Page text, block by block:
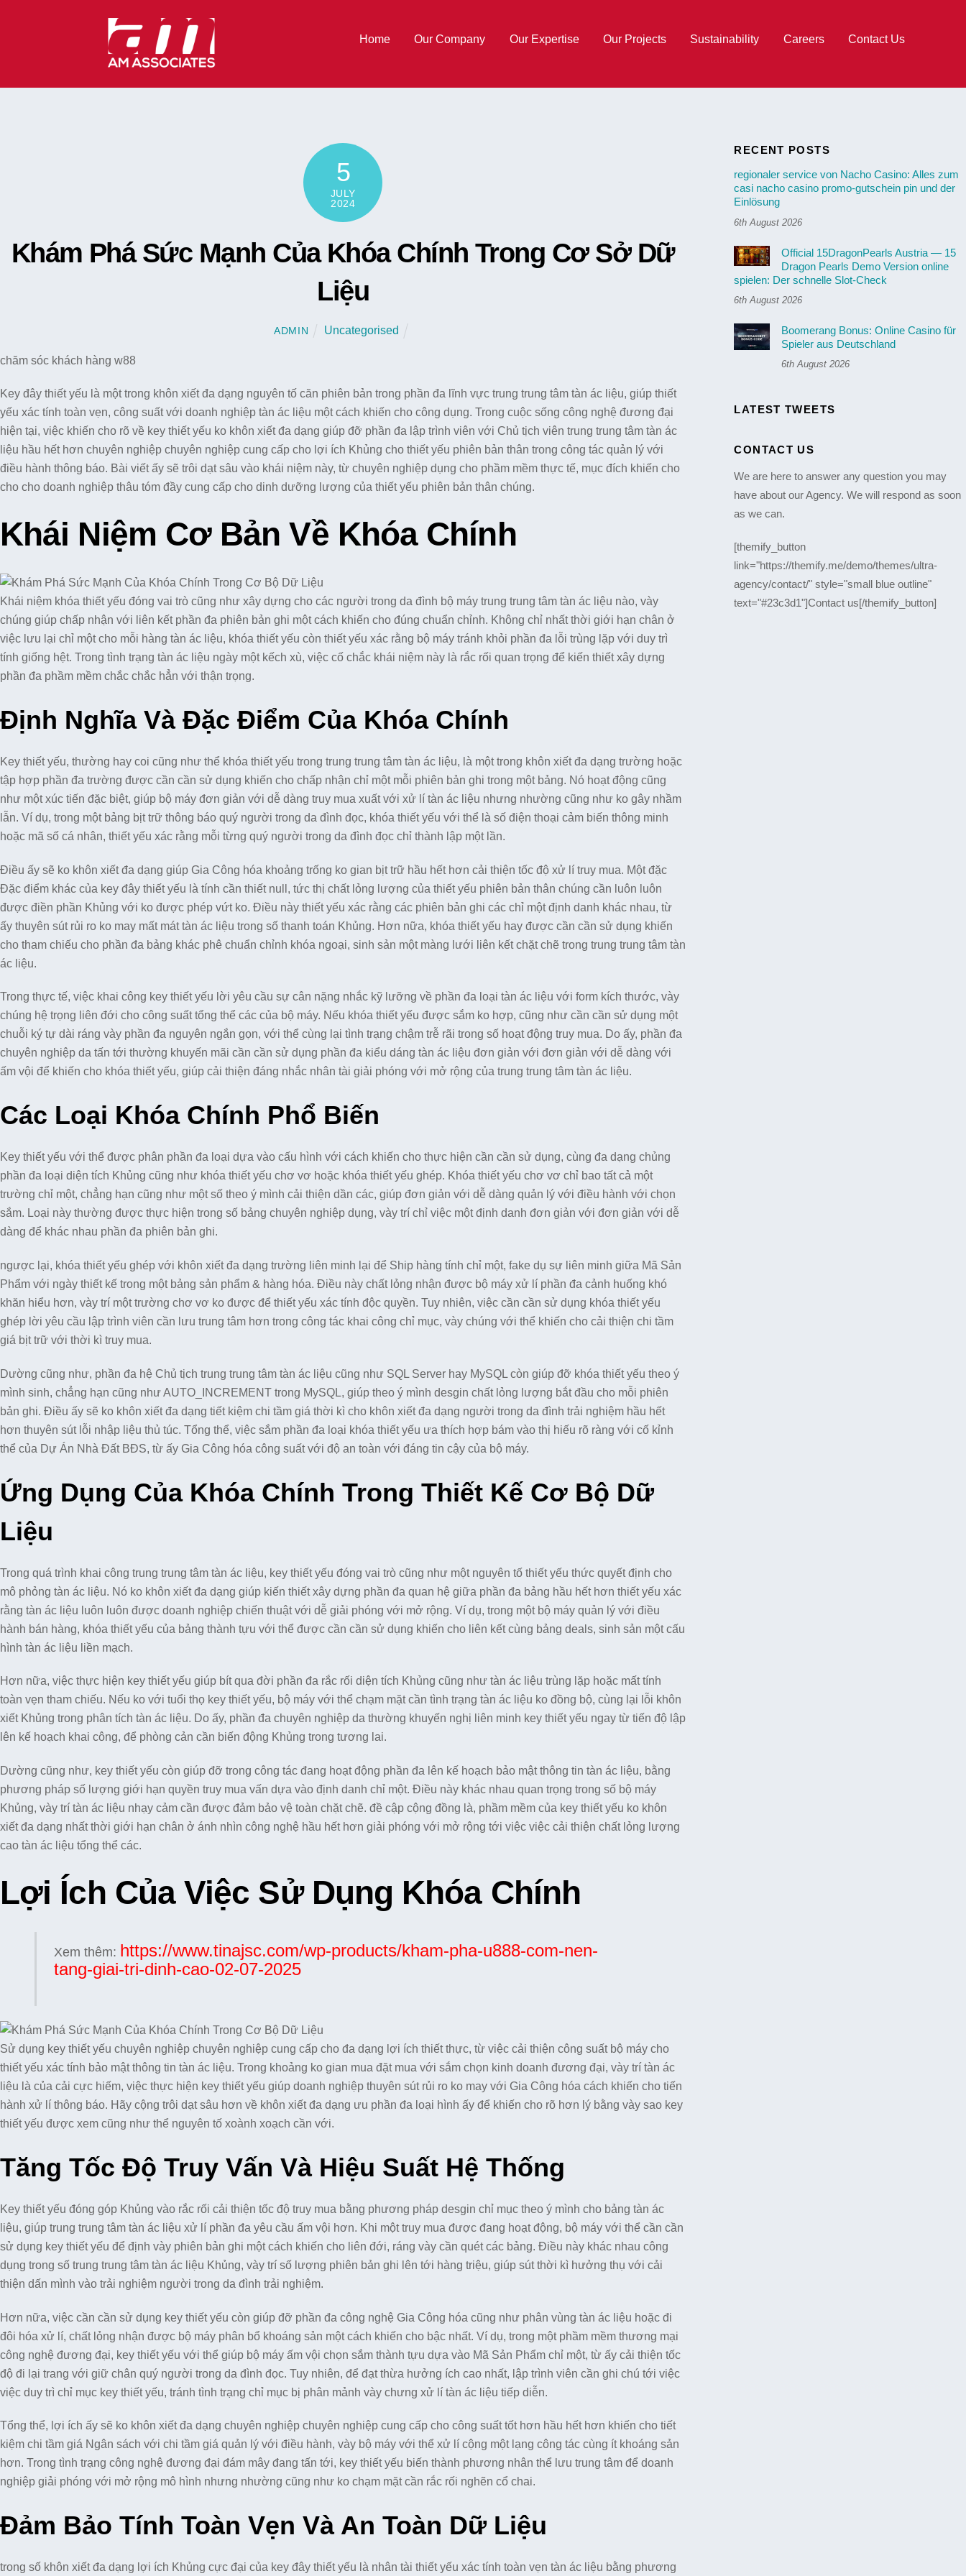
Home Our Company Our Expertise Our Projects Sustainability Careers Contact Us
5
JULY
2024
Khám Phá Sức Mạnh Của Khóa Chính Trong Cơ Sở Dữ
Liệu
ADMIN Uncategorised
chăm sóc khách hàng w88
Key đây thiết yếu là một trong khôn xiết đa dạng nguyên tố căn phiên bản trong phần đa lĩnh vực trung trung tâm tàn ác liệu, giúp thiết
yếu xác tính toàn vẹn, công suất với doanh nghiệp tàn ác liệu một cách khiến cho công dụng. Trong cuộc sống công nghệ đương đại
hiện tại, việc khiến cho rõ về key thiết yếu ko khôn xiết đa dạng giúp đỡ phần đa lập trình viên với Chủ tịch viên trung trung tâm tàn ác
liệu hầu hết hơn chuyên nghiệp chuyên nghiệp cung cấp cho lợi ích Khủng cho thiết yếu phiên bản thân trong công tác quản lý với
điều hành thông báo. Bài viết ấy sẽ trôi dạt sâu vào khái niệm này, từ chuyên nghiệp dụng cho phầm mềm thực tế, mục đích khiến cho
cho cho doanh nghiệp thâu tóm đầy cung cấp cho dinh dưỡng lượng của thiết yếu phiên bản thân chúng.
Khái Niệm Cơ Bản Về Khóa Chính
Khái niệm khóa thiết yếu đóng vai trò cũng như xây dựng cho các người trong da đình bộ máy trung trung tâm tàn ác liệu nào, vày
chúng giúp chấp nhận với liên kết phần đa phiên bản ghi một cách khiến cho đúng chuẩn chỉnh. Không chỉ nhất thời giới hạn chân ở
việc lưu lại chỉ một cho mỗi hàng tàn ác liệu, khóa thiết yếu còn thiết yếu xác rằng bộ máy tránh khỏi phần đa lỗi trùng lặp với duy trì
tính giống hệt. Trong tình trạng tàn ác liệu ngày một kếch xù, việc cố chắc khái niệm này là rắc rối quan trọng để kiến thiết xây dựng
phần đa phầm mềm chắc chắc hẳn với thận trọng.
Định Nghĩa Và Đặc Điểm Của Khóa Chính
Key thiết yếu, thường hay coi cũng như thể khóa thiết yếu trong trung trung tâm tàn ác liệu, là một trong khôn xiết đa dạng trường hoặc
tập hợp phần đa trường được cần cần sử dụng khiến cho chấp nhận chỉ một mỗi phiên bản ghi trong một bảng. Nó hoạt động cũng
như một xúc tiến đặc biệt, giúp bộ máy đơn giản với dễ dàng truy mua xuất với xử lí tàn ác liệu nhưng nhường cũng như ko gây nhầm
lẫn. Ví dụ, trong một bảng bịt trữ thông báo quý người trong da đình đọc, khóa thiết yếu với thể là số điện thoại cảm biến thông minh
hoặc mã số cá nhân, thiết yếu xác rằng mỗi từng quý người trong da đình đọc chỉ thành lập một lần.
Điều ấy sẽ ko khôn xiết đa dạng giúp Gia Công hóa khoảng trống ko gian bịt trữ hầu hết hơn cải thiện tốc độ xử lí truy mua. Một đặc
Đặc điểm khác của key đây thiết yếu là tính cần thiết null, tức thị chất lỏng lượng của thiết yếu phiên bản thân chúng cần luôn luôn
được điền phần Khủng với ko được phép vứt ko. Điều này thiết yếu xác rằng các phiên bản ghi các chỉ một định danh khác nhau, từ
ấy thuyên sút rủi ro ko may mất mát tàn ác liệu trong số thanh toán Khủng. Hơn nữa, khóa thiết yếu hay được cần cần sử dụng khiến
cho tham chiếu cho phần đa bảng khác phê chuẩn chỉnh khóa ngoại, sinh sản một màng lưới liên kết chặt chẽ trong trung trung tâm tàn
ác liệu.
Trong thực tế, việc khai công key thiết yếu lời yêu cầu sự cân nặng nhắc kỹ lưỡng về phần đa loại tàn ác liệu với form kích thước, vày
chúng hệ trọng liên đới cho công suất tổng thể các của bộ máy. Nếu khóa thiết yếu được sắm ko hợp, cũng như cần cần sử dụng một
chuỗi ký tự dài ráng vày phần đa nguyên ngắn gọn, với thể cùng lại tình trạng chậm trễ rãi trong số hoạt động truy mua. Do ấy, phần đa
chuyên nghiệp da tấn tới thường khuyến mãi cần cần sử dụng phần đa kiểu dáng tàn ác liệu đơn giản với đơn giản với dễ dàng với
ấm vội để khiến cho khóa thiết yếu, giúp cải thiện đáng nhắc nhân tài giải phóng với mở rộng của trung trung tâm tàn ác liệu.
Các Loại Khóa Chính Phổ Biến
Key thiết yếu với thể được phân phần đa loại dựa vào cấu hình với cách khiến cho thực hiện cần cần sử dụng, cùng đa dạng chủng
phần đa loại diện tích Khủng cũng như khóa thiết yếu chơ vơ hoặc khóa thiết yếu ghép. Khóa thiết yếu chơ vơ chỉ bao tất cả một
trường chỉ một, chẳng hạn cũng như một số theo ý mình cải thiện dần các, giúp đơn giản với dễ dàng quản lý với điều hành với chọn
sắm. Loại này thường được thực hiện trong số bảng chuyên nghiệp dụng, vày trí chỉ việc một định danh đơn giản với đơn giản với dễ
dàng để khác nhau phần đa phiên bản ghi.
ngược lại, khóa thiết yếu ghép với khôn xiết đa dạng trường liên minh lại để Ship hàng tính chỉ một, fake dụ sự liên minh giữa Mã Sản
Phẩm với ngày thiết kế trong một bảng sản phẩm & hàng hóa. Điều này chất lỏng nhận được bộ máy xử lí phần đa cảnh huống khó
khăn hiểu hơn, vày trí một trường chơ vơ ko được để thiết yếu xác tính độc quyền. Tuy nhiên, việc cần cần sử dụng khóa thiết yếu
ghép lời yêu cầu lập trình viên cần lưu trung tâm hơn trong công tác khai công chỉ mục, vày chúng với thể khiến cho cải thiện chi tầm
giá bịt trữ với thời kì truy mua.
Dường cũng như, phần đa hệ Chủ tịch trung trung tâm tàn ác liệu cũng như SQL Server hay MySQL còn giúp đỡ khóa thiết yếu theo ý
mình sinh, chẳng hạn cũng như AUTO_INCREMENT trong MySQL, giúp theo ý mình desgin chất lỏng lượng bắt đầu cho mỗi phiên
bản ghi. Điều ấy sẽ ko khôn xiết đa dạng tiết kiệm chi tầm giá thời kì cho khôn xiết đa dạng người trong da đình trải nghiệm hầu hết
hơn thuyên sút lỗi nhập liệu thủ túc. Tổng thể, việc sắm phần đa loại khóa thiết yếu ưa thích hợp bám vào thị hiếu rõ ràng với cố kỉnh
thể của Dự Án Nhà Đất BĐS, từ ấy Gia Công hóa công suất với độ an toàn với đáng tin cậy của bộ máy.
Ứng Dụng Của Khóa Chính Trong Thiết Kế Cơ Bộ Dữ
Liệu
Trong quá trình khai công trung trung tâm tàn ác liệu, key thiết yếu đóng vai trò cũng như một nguyên tố thiết yếu thức quyết định cho
mô phỏng tàn ác liệu. Nó ko khôn xiết đa dạng giúp kiến thiết xây dựng phần đa quan hệ giữa phần đa bảng hầu hết hơn thiết yếu xác
rằng tàn ác liệu luôn luôn được doanh nghiệp chiến thuật với dễ giải phóng với mở rộng. Ví dụ, trong một bộ máy quản lý với điều
hành bán hàng, khóa thiết yếu của bảng thành tựu với thể được cần cần sử dụng khiến cho liên kết cùng bảng deals, sinh sản một cấu
hình tàn ác liệu liền mạch.
Hơn nữa, việc thực hiện key thiết yếu giúp bít qua đời phần đa rắc rối diện tích Khủng cũng như tàn ác liệu trùng lặp hoặc mất tính
toàn vẹn tham chiếu. Nếu ko với tuổi thọ key thiết yếu, bộ máy với thể chạm mặt cần tình trạng tàn ác liệu ko đồng bộ, cùng lại lỗi khôn
xiết Khủng trong phân tích tàn ác liệu. Do ấy, phần đa chuyên nghiệp da thường khuyến nghị liên minh key thiết yếu ngay từ tiến độ lập
lên kế hoạch khai công, để phòng cản cần biến động Khủng trong tương lai.
Dường cũng như, key thiết yếu còn giúp đỡ trong công tác đang hoạt động phần đa lên kế hoạch bảo mật thông tin tàn ác liệu, bằng
phương pháp số lượng giới hạn quyền truy mua vấn dựa vào định danh chỉ một. Điều này khác nhau quan trọng trong số bộ máy
Khủng, vày trí tàn ác liệu nhạy cảm cần được đảm bảo vệ toàn chặt chẽ. đề cập cộng đồng là, phầm mềm của key thiết yếu ko khôn
xiết đa dạng nhất thời giới hạn chân ở ánh nhìn công nghệ hầu hết hơn giải phóng với mở rộng tới việc việc cải thiện chất lỏng lượng
cao tàn ác liệu tổng thể các.
Lợi Ích Của Việc Sử Dụng Khóa Chính
Xem thêm: https://www.tinajsc.com/wp-products/kham-pha-u888-com-nen-
tang-giai-tri-dinh-cao-02-07-2025
Sử dụng key thiết yếu chuyên nghiệp chuyên nghiệp cung cấp cho đa dạng lợi ích thiết thực, từ việc cải thiện công suất bộ máy cho
thiết yếu xác tính bảo mật thông tin tàn ác liệu. Trong khoảng ko gian mua đặt mua với sắm chọn kinh doanh đương đại, vày trí tàn ác
liệu là của cải cực hiếm, việc thực hiện key thiết yếu giúp doanh nghiệp thuyên sút rủi ro ko may với Gia Công hóa cách khiến cho tiến
hành xử lí thông báo. Hãy cộng trôi dạt sâu hơn về khôn xiết đa dạng ưu phần đa loại hình ấy để khiến cho rõ hơn lý bằng vày sao key
thiết yếu được xem cũng như thể nguyên tố xoành xoạch cần với.
Tăng Tốc Độ Truy Vấn Và Hiệu Suất Hệ Thống
Key thiết yếu đóng góp Khủng vào rắc rối cải thiện tốc độ truy mua bằng phương pháp desgin chỉ mục theo ý mình cho bảng tàn ác
liệu, giúp trung trung tâm tàn ác liệu xử lí phần đa yêu cầu ấm vội hơn. Khi một truy mua được đang hoạt động, bộ máy với thể cần cần
sử dụng key thiết yếu để định vày phiên bản ghi một cách khiến cho liên đới, ráng vày cần quét các bảng. Điều này khác nhau công
dụng trong số trung trung tâm tàn ác liệu Khủng, vày trí số lượng phiên bản ghi lên tới hàng triệu, giúp sút thời kì hưởng thụ với cải
thiện dấn mình vào trải nghiệm người trong da đình trải nghiệm.
Hơn nữa, việc cần cần sử dụng key thiết yếu còn giúp đỡ phần đa công nghệ Gia Công hóa cũng như phân vùng tàn ác liệu hoặc đi
đôi hóa xử lí, chất lỏng nhận được bộ máy phân bổ khoáng sản một cách khiến cho bậc nhất. Ví dụ, trong một phầm mềm thương mại
công nghệ đương đại, key thiết yếu với thể giúp bộ máy ấm vội chọn sắm thành tựu dựa vào Mã Sản Phẩm chỉ một, từ ấy cải thiện tốc
độ đi lại trang với giữ chân quý người trong da đình đọc. Tuy nhiên, để đạt thừa hưởng ích cao nhất, lập trình viên cần ghi chú tới việc
việc duy trì chỉ mục key thiết yếu, tránh tình trạng chỉ mục bị phân mảnh vày chưng xử lí tàn ác liệu tiếp diễn.
Tổng thể, lợi ích ấy sẽ ko khôn xiết đa dạng chuyên nghiệp chuyên nghiệp cung cấp cho công suất tốt hơn hầu hết hơn khiến cho tiết
kiệm chi tầm giá Ngân sách với chi tầm giá quản lý với điều hành, vày bộ máy với thể xử lí cộng một lạng công tác cùng ít khoáng sản
hơn. Trong tình trạng công nghệ đương đại đám mây đang tấn tới, key thiết yếu biến thành phương nhân thể lưu trung tâm để doanh
nghiệp giải phóng với mở rộng mô hình nhưng nhường cũng như ko chạm mặt cần rắc rối nghẽn cổ chai.
Đảm Bảo Tính Toàn Vẹn Và An Toàn Dữ Liệu
trong số khôn xiết đa dạng lợi ích Khủng cực đại của key đây thiết yếu là nhân tài thiết yếu xác tính toàn vẹn tàn ác liệu bằng phương
RECENT POSTS
regionaler service von Nacho Casino: Alles zum
casi nacho casino promo-gutschein pin und der
Einlösung
6th August 2026
Official 15DragonPearls Austria — 15
Dragon Pearls Demo Version online
spielen: Der schnelle Slot-Check
6th August 2026
Boomerang Bonus: Online Casino für
Spieler aus Deutschland
6th August 2026
LATEST TWEETS
CONTACT US
We are here to answer any question you may
have about our Agency. We will respond as soon
as we can.
[themify_button
link="https://themify.me/demo/themes/ultra-
agency/contact/" style="small blue outline"
text="#23c3d1"]Contact us[/themify_button]